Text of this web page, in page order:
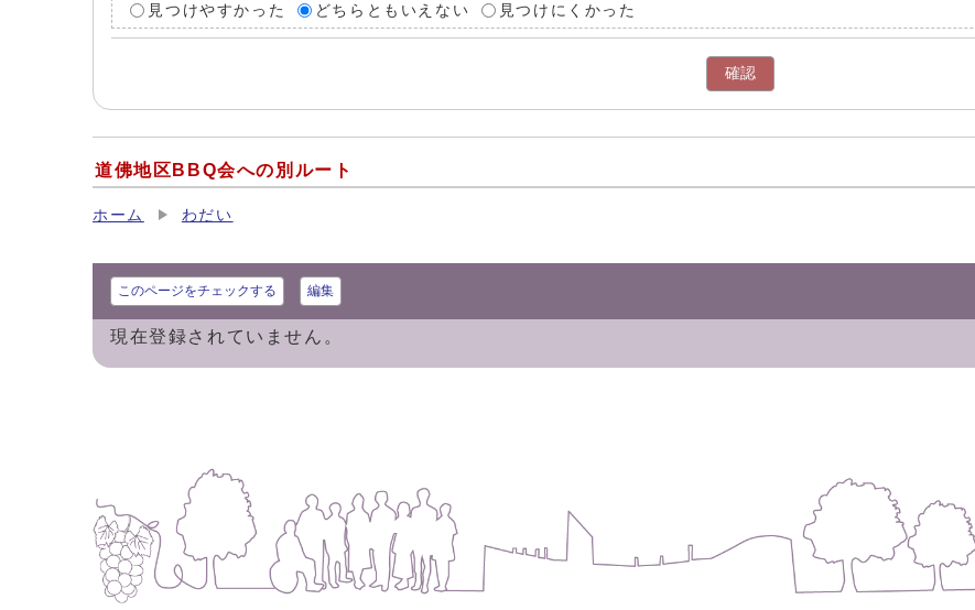
見つけやすかった どちらともいえない 見つけにくかった
確認
道佛地区BBQ会への別ルート
ホーム わだい
このページをチェックする 編集
現在登録されていません。